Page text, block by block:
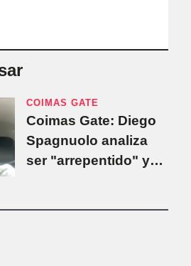
COIMAS GATE
Coimas Gate: Diego
Spagnuolo analiza
ser "arrepentido" y